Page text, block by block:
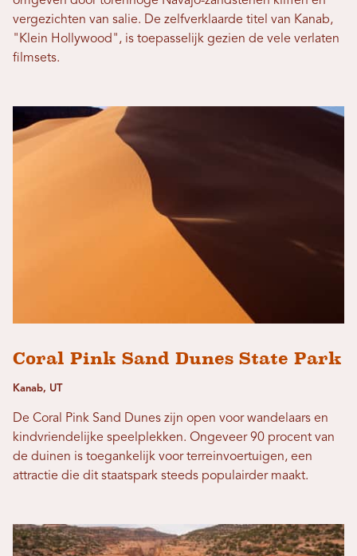
vergezichten van salie. De zelfverklaarde titel van Kanab,
"Klein Hollywood", is toepasselijk gezien de vele verlaten
filmsets.
Coral Pink Sand Dunes State Park
Kanab, UT
De Coral Pink Sand Dunes zijn open voor wandelaars en
kindvriendelijke speelplekken. Ongeveer 90 procent van
de duinen is toegankelijk voor terreinvoertuigen, een
attractie die dit staatspark steeds populairder maakt.